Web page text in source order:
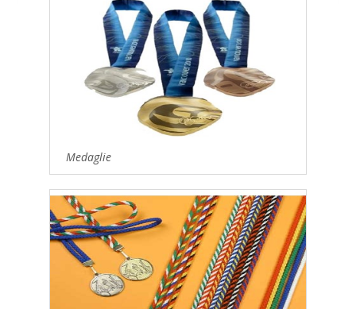
Medaglie